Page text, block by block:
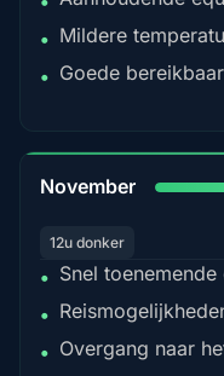
• Mildere
• Goede
November
12u donker
• Snel
•
• Overgang naar